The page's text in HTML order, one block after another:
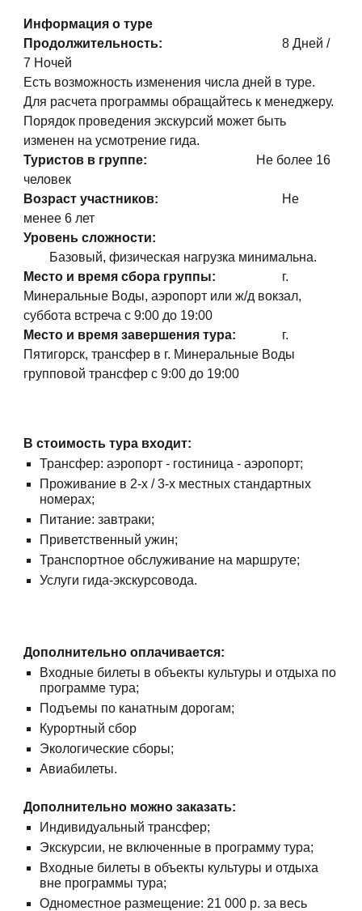
Информация о туре
Продолжительность:
8 Дней /
7 Ночей
Есть возможность изменения числа дней в туре.
Для расчета программы обращайтесь к менеджеру.
Порядок проведения экскурсий может быть
изменен на усмотрение гида.
Туристов в группе:
Не более 16
человек
Возраст участников:
Не
менее6 лет
Уровень сложности:
Базовый, физическая нагрузка минимальна.
Место и время сбора группы:
г.
Минеральные Воды, аэропорт или ж/д вокзал,
суббота встреча с 9:00 до 19:00
Место и время завершения тура:
г.
Пятигорск, трансфер в г. Минеральные Воды
групповой трансфер с 9:00 до 19:00
В стоимость тура входит:
Трансфер: аэропорт - гостиница - аэропорт;
Проживание в 2-х / 3-х местных стандартных
номерах;
Питание: завтраки;
Приветственный ужин;
Транспортное обслуживание на маршруте;
Услуги гида-экскурсовода.
Дополнительно оплачивается:
Входные билеты в объекты культуры и отдыха по
программе тура;
Подъемы по канатным дорогам;
Курортный сбор
Экологические сборы;
Авиабилеты.
Дополнительно можно заказать:
Индивидуальный трансфер;
Экскурсии, не включенные в программу тура;
Входные билеты в объекты культуры и отдыха
вне программы тура;
Одноместное размещение: 21 000 р. за весь